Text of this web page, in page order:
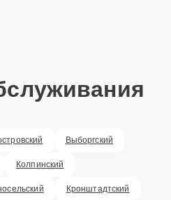
Выборгский
Колпинский
Кронштадтский